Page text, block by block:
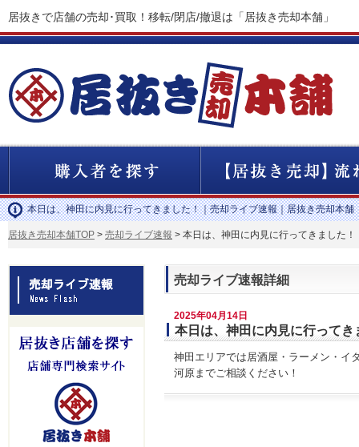
居抜きで店舗の売却･買取！移転/閉店/撤退は「居抜き売却本舗」
本日は、神田に内見に行ってきました！｜売却ライブ速報｜居抜き売却本舗
居抜き売却本舗TOP > 売却ライブ速報 > 本日は、神田に内見に行ってきました！
売却ライブ速報詳細
2025年04月14日
本日は、神田に内見に行ってき
神田エリアでは居酒屋・ラーメン・イ
河原までご相談ください！